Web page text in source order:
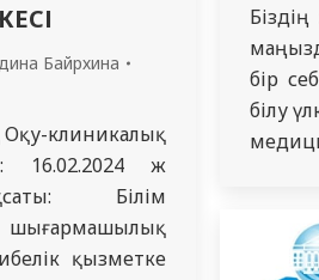
Байрхина
клиникалық
16.02.2024 ж
Білім
қызметке
бір
білу
онда